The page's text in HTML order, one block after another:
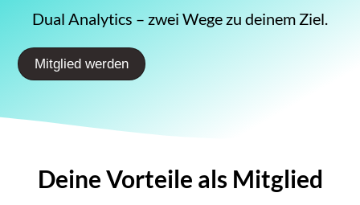
Dual Analytics – zwei Wege zu deinem Ziel.
Mitglied werden
Deine Vorteile als Mitglied